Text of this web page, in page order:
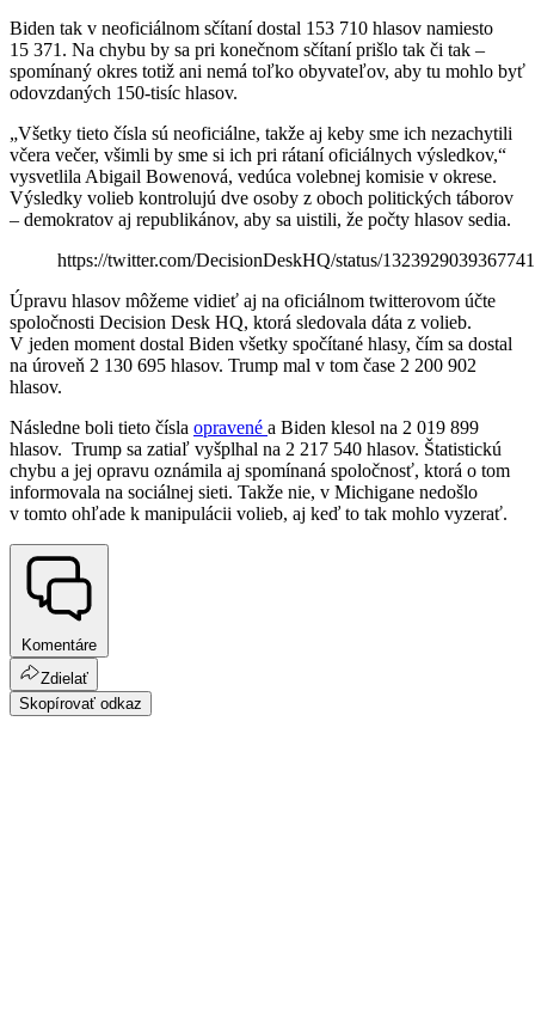
Biden tak v neoficiálnom sčítaní dostal 153 710 hlasov namiesto
15 371. Na chybu by sa pri konečnom sčítaní prišlo tak či tak –
spomínaný okres totiž ani nemá toľko obyvateľov, aby tu mohlo byť
odovzdaných 150-tisíc hlasov.
„Všetky tieto čísla sú neoficiálne, takže aj keby sme ich nezachytili
včera večer, všimli by sme si ich pri rátaní oficiálnych výsledkov,“
vysvetlila Abigail Bowenová, vedúca volebnej komisie v okrese.
Výsledky volieb kontrolujú dve osoby z oboch politických táborov
– demokratov aj republikánov, aby sa uistili, že počty hlasov sedia.
https://twitter.com/DecisionDeskHQ/status/
Úpravu hlasov môžeme vidieť aj na oficiálnom twitterovom účte
spoločnosti Decision Desk HQ, ktorá sledovala dáta z volieb.
V jeden moment dostal Biden všetky spočítané hlasy, čím sa dostal
na úroveň 2 130 695 hlasov. Trump mal v tom čase 2 200 902
hlasov.
Následne boli tieto čísla opravené a Biden klesol na 2 019 899
hlasov. Trump sa zatiaľ vyšplhal na 2 217 540 hlasov. Štatistickú
chybu a jej opravu oznámila aj spomínaná spoločnosť, ktorá o tom
informovala na sociálnej sieti. Takže nie, v Michigane nedošlo
v tomto ohľade k manipulácii volieb, aj keď to tak mohlo vyzerať.
Komentáre
Zdielať
Skopírovať odkaz